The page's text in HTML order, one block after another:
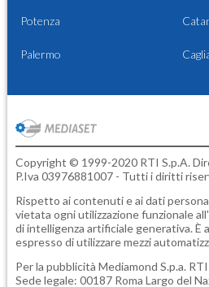
Potenza
Palermo
Copyright © 1999-2020 RTI S.p.A.
P.Iva 03976881007 - Tutti i diritti
Rispetto ai contenuti e ai dati
vietata ogni utilizzazione funzionale
di intelligenza artificiale generativa.
espresso di utilizzare mezzi
Per la pubblicità Mediamond S.p.a.
Sede legale: 00187 Roma Largo del